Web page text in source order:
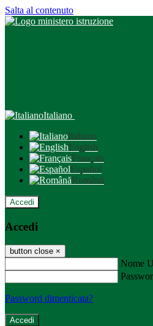
Salta al contenuto
Italiano
Italiano
English
Français
Español
Română
Accedi
Accedi
button close ×
Nome
Password dimenticata?